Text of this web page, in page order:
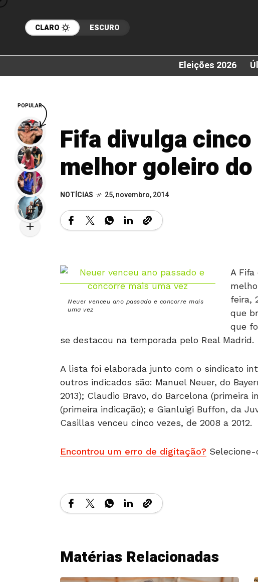
CLARO ESCURO
Eleições 2026
Fifa divulga
melhor goleiro
NOTÍCIAS 25, novembro, 2014
Neuer venceu ano passado e concorre mais
uma vez
A
feira,
que
que
se destacou na temporada pelo Real Madrid.
A lista foi elaborada junto com o sindicato
outros indicados são: Manuel Neuer, do
2013); Claudio Bravo, do Barcelona (primeira
(primeira indicação); e Gianluigi Buffon, da
Casillas venceu cinco vezes, de 2008 a 2012.
Encontrou um erro de digitação?
Matérias Relacionadas
POPULAR